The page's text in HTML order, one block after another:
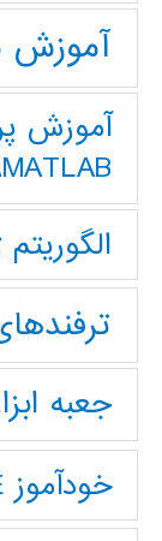
آموزش
آموزش
MATLAB\
جعبه
خودآموز HSPICE